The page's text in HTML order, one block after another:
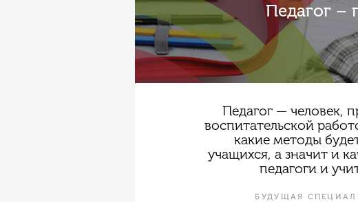
Педагог –
Педагог — человек,
воспитательской
какие методы
учащихся, а значит и
педагоги и
БУДУЩАЯ